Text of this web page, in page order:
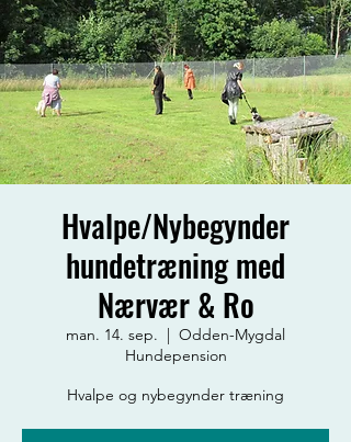
Hvalpe/Nybegynder
hundetræning med
Nærvær & Ro
man. 14. sep.
  |
Odden-Mygdal
Hundepension
Hvalpe og nybegynder træning